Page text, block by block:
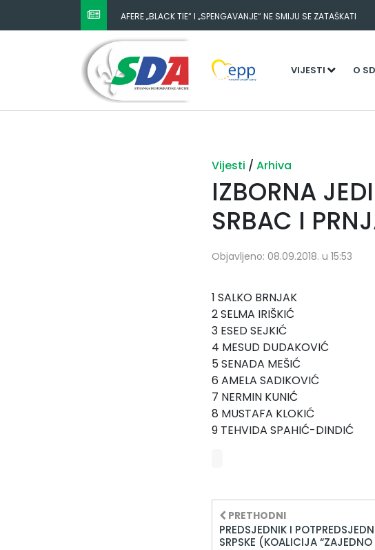
AFERE „BLACK TIE“ I „SPENGAVANJE“ NE SMIJU SE ZATAŠKATI
VIJESTI O
Vijesti / Arhiva
IZBORNA
SRBAC I
Objavljeno: 08.09.2018. u 15:53
1 SALKO BRNJAK
2 SELMA IRIŠKIĆ
3 ESED SEJKIĆ
4 MESUD DUDAKOVIĆ
5 SENADA MEŠIĆ
6 AMELA SADIKOVIĆ
7 NERMIN KUNIĆ
8 MUSTAFA KLOKIĆ
9 TEHVIDA SPAHIĆ-DINDIĆ
PRETHODNI
PREDSJEDNIK I
SRPSKE (KOALICIJA “ZAJEDNO